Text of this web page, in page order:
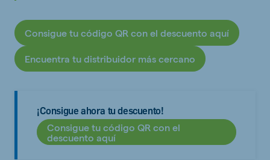
Consigue tu código QR con el descuento aquí
Encuentra tu distribuidor más cercano
¡Consigue ahora tu descuento!
Consigue tu código QR con el
descuento aquí